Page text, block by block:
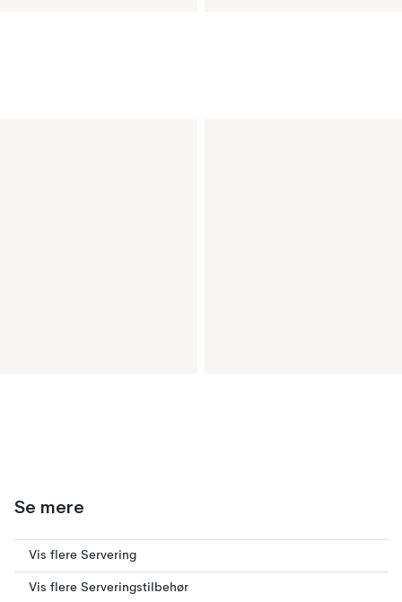
Se mere
Vis flere Servering
Vis flere Serveringstilbehør